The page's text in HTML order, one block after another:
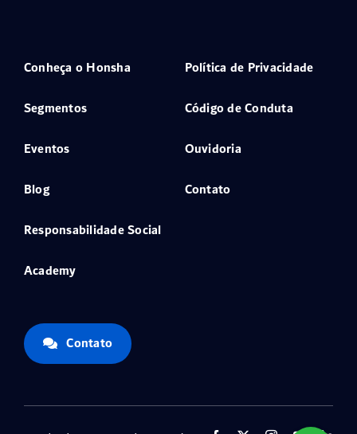
Conheça o Honsha
Segmentos
Eventos
Blog
Responsabilidade Social
Academy
Política de Privacidade
Código de Conduta
Ouvidoria
Contato
Contato